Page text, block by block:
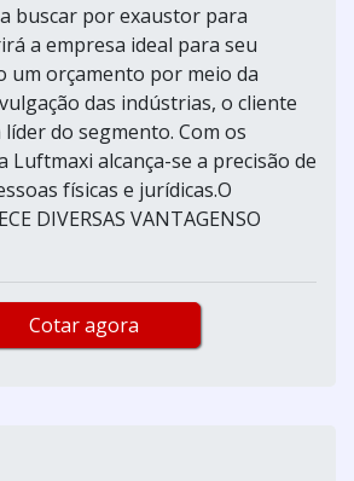
buscar por exaustor para
a empresa ideal para seu
um orçamento por meio da
das indústrias, o cliente
do segmento. Com os
Luftmaxi alcança-se a precisão de
físicas e jurídicas.O
DIVERSAS VANTAGENSO
Cotar agora